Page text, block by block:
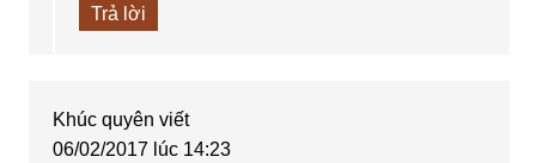
Trả lời
Khúc quyên viết
06/02/2017 lúc 14:23